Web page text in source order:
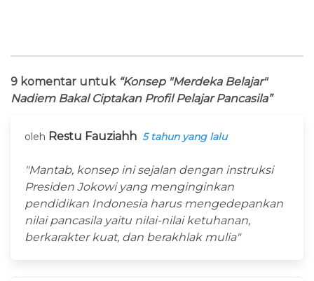
9 komentar untuk “Konsep "Merdeka Belajar"
Nadiem Bakal Ciptakan Profil Pelajar Pancasila”
oleh Restu Fauziahh 5 tahun yang lalu
"Mantab, konsep ini sejalan dengan instruksi
Presiden Jokowi yang menginginkan
pendidikan Indonesia harus mengedepankan
nilai pancasila yaitu nilai-nilai ketuhanan,
berkarakter kuat, dan berakhlak mulia"